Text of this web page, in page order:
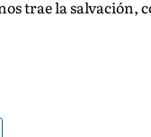
trae la salvación,